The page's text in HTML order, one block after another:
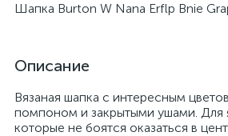
Шапка Burton W Nana Erflp Bnie
Описание
Вязаная шапка с интересным
помпоном и закрытыми ушами. Для
которые не боятся оказаться в